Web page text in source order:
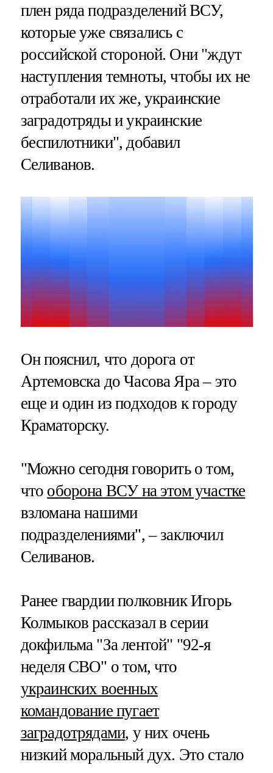
плен ряда подразделений ВСУ,
которые уже связались с
российской стороной. Они "ждут
наступления темноты, чтобы их не
отработали их же, украинские
заградотряды и украинские
беспилотники", добавил
Селиванов.
Он пояснил, что дорога от
Артемовска до Часова Яра – это
еще и один из подходов к городу
Краматорску.
"Можно сегодня говорить о том,
что оборона ВСУ на этом участке
взломана нашими
подразделениями", – заключил
Селиванов.
Ранее гвардии полковник Игорь
Колмыков рассказал в серии
докфильма "За лентой" "92-я
неделя СВО" о том, что
украинских военных
командование пугает
заградотрядами, у них очень
низкий моральный дух. Это стало